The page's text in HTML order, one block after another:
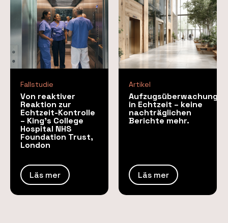
Fallstudie
Von reaktiver
Reaktion zur
Echtzeit-Kontrolle
– King’s College
Hospital NHS
Foundation Trust,
London
Läs mer
Artikel
Aufzugsüberwachung
in Echtzeit – keine
nachträglichen
Berichte mehr.
Läs mer